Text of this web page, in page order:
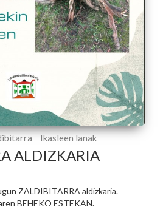
Ikasleen lanak
ALDIZKARIA
ZALDIBITARRA aldizkaria.
BEHEKO ESTEKAN.